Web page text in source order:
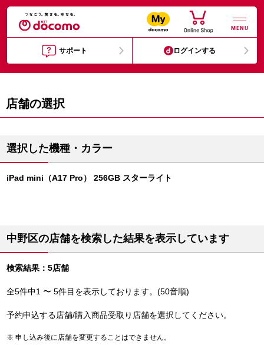
MENU
サポート ログインする
店舗の選択
選択した機種・カラー
iPad mini（A17 Pro） 256GB スターライト
中野区の店舗を検索した結果を表示しています
検索結果：5店舗
全5件中1 〜 5件目を表示しております。(50音順)
予約申込する店舗/購入商品受取り店舗を選択してください。
申し込み後に店舗を変更することはできません。